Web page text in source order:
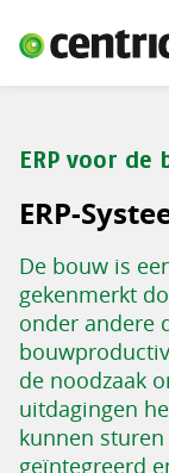
Oplossingen
Careers
Insights
ERP voor de
ERP-
De bouw is
gekenmerkt
onder andere
de noodzaak
uitdagingen
kunnen
geïntegreerd